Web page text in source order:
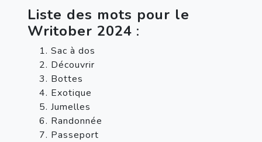
Liste des mots pour le
Writober 2024 :
Sac à dos
Découvrir
Bottes
Exotique
Jumelles
Randonnée
Passeport